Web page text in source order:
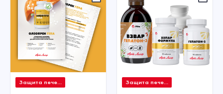
Защита пече... Защита пече...